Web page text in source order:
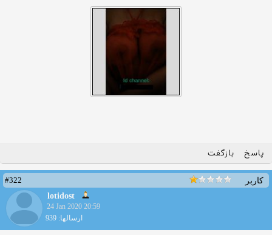
پاسخ بازگفت
کاربر
#322
lotidost
24 Jan 2020 20:59
ارسالها: 939